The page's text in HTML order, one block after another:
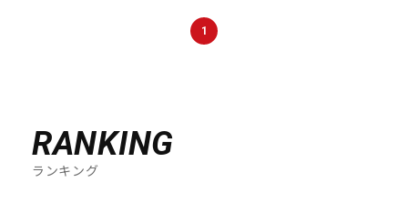
1
RANKING
ランキング